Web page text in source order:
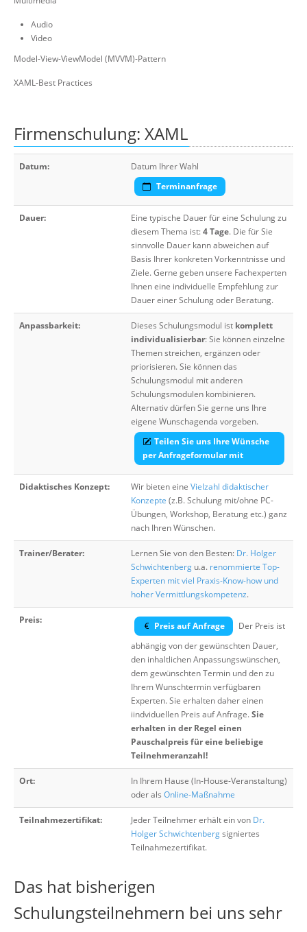
Audio
Video
Model-View-ViewModel (MVVM)-Pattern
XAML-Best Practices
Firmenschulung: XAML
Datum:
Datum Ihrer Wahl
Terminanfrage
Dauer:
Eine typische Dauer für eine Schulung zu
diesem Thema ist:4 Tage. Die für Sie
sinnvolle Dauer kann abweichen auf
Basis Ihrer konkreten Vorkenntnisse und
Ziele. Gerne geben unsere Fachexperten
Ihnen eine individuelle Empfehlung zur
Dauer einer Schulung oder Beratung.
Anpassbarkeit: Dieses Schulungsmodul ist komplett
individualisierbar: Sie können einzelne
Themen streichen, ergänzen oder
priorisieren. Sie können das
Schulungsmodul mit anderen
Schulungsmodulen kombinieren.
Alternativ dürfen Sie gerne uns Ihre
eigene Wunschagenda vorgeben.
Teilen Sie uns Ihre Wünsche
per Anfrageformular mit
Didaktisches Konzept: Wir bieten eine Vielzahl didaktischer
Konzepte (z.B. Schulung mit/ohne PC-
Übungen, Workshop, Beratung etc.) ganz
nach Ihren Wünschen.
Trainer/Berater: Lernen Sie von den Besten: Dr. Holger
Schwichtenberg u.a. renommierte Top-
Experten mit viel Praxis-Know-how und
hoher Vermittlungskompetenz.
Preis:
Preis auf Anfrage
Der Preis ist
abhängig von der gewünschten Dauer,
den inhaltlichen Anpassungswünschen,
dem gewünschten Termin und den zu
Ihrem Wunschtermin verfügbaren
Experten. Sie erhalten daher einen
iindviduellen Preis auf Anfrage.Sie
erhalten in der Regel einen
Pauschalpreis für eine beliebige
Teilnehmeranzahl!
Ort:
In Ihrem Hause (In-House-Veranstaltung)
oder als Online-Maßnahme
Teilnahmezertifikat: Jeder Teilnehmer erhält ein von Dr.
Holger Schwichtenbergsigniertes
Teilnahmezertifikat.
Das hat bisherigen
Schulungsteilnehmern bei uns sehr